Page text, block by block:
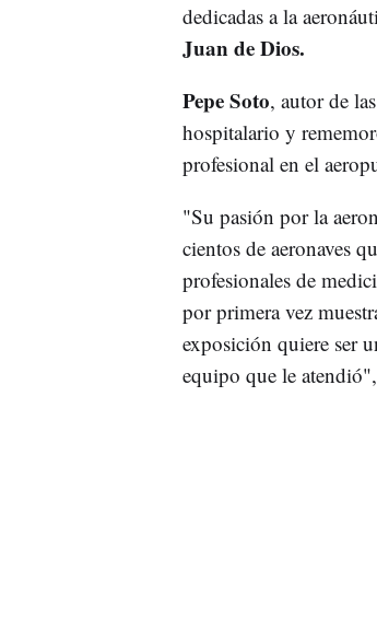
dedicadas a la
Juan de Dios.
Pepe Soto, autor de
hospitalario y
profesional en el
"Su pasión por la
cientos de aeronaves
profesionales de
por primera vez
exposición quiere ser
equipo que le